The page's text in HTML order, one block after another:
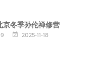
京冬季孙伦禅修营
2025-11-18